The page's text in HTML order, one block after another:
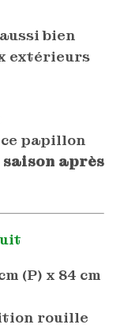
bien
extérieurs
papillon
après
(P) x 84 cm
rouille